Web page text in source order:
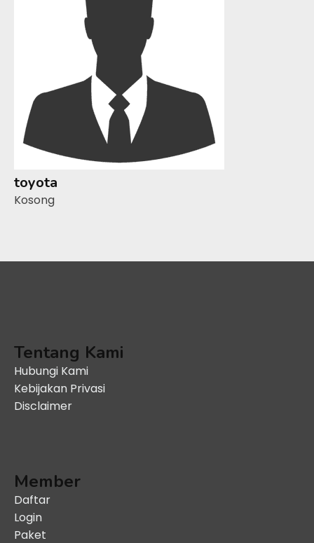
toyota
Kosong
Tentang Kami
Hubungi Kami
Kebijakan Privasi
Disclaimer
Member
Daftar
Login
Paket